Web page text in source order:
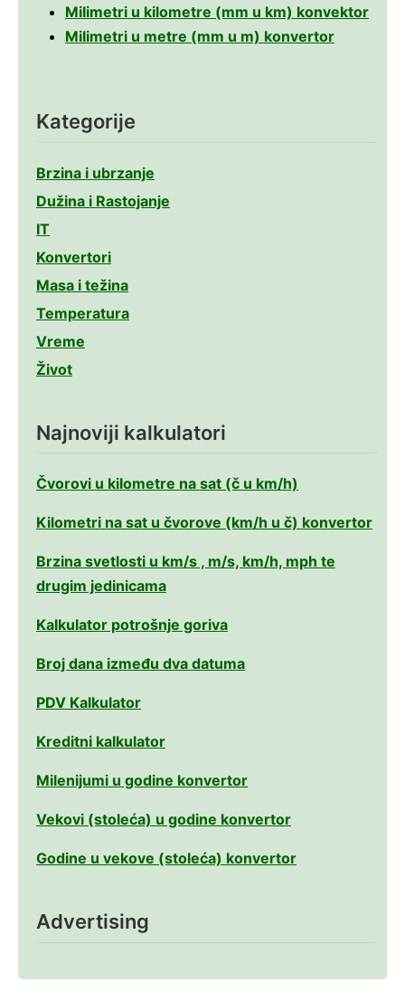
Milimetri u kilometre (mm u km) konvektor
Milimetri u metre (mm u m) konvertor
Kategorije
Brzina i ubrzanje
Dužina i Rastojanje
IT
Konvertori
Masa i težina
Temperatura
Vreme
Život
Najnoviji kalkulatori
Čvorovi u kilometre na sat (č u km/h)
Kilometri na sat u čvorove (km/h u č) konvertor
Brzina svetlosti u km/s , m/s, km/h, mph te
drugim jedinicama
Kalkulator potrošnje goriva
Broj dana između dva datuma
PDV Kalkulator
Kreditni kalkulator
Milenijumi u godine konvertor
Vekovi (stoleća) u godine konvertor
Godine u vekove (stoleća) konvertor
Advertising